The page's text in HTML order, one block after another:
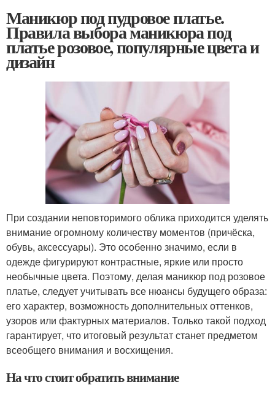
Маникюр под пудровое платье.
Правила выбора маникюра под
платье розовое, популярные цвета и
дизайн
При создании неповторимого облика приходится уделять
внимание огромному количеству моментов (причёска,
обувь, аксессуары). Это особенно значимо, если в
одежде фигурируют контрастные, яркие или просто
необычные цвета. Поэтому, делая маникюр под розовое
платье, следует учитывать все нюансы будущего образа:
его характер, возможность дополнительных оттенков,
узоров или фактурных материалов. Только такой подход
гарантирует, что итоговый результат станет предметом
всеобщего внимания и восхищения.
На что стоит обратить внимание